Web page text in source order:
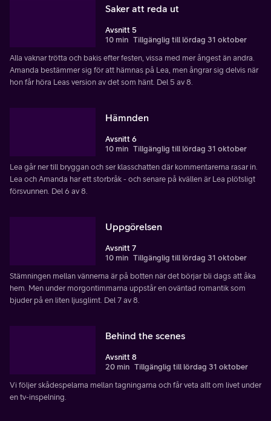
Saker att reda ut
Avsnitt 5
10 min Tillgänglig till lördag 31 oktober
Alla vaknar trötta och bakis efter festen, vissa med mer ångest än andra.
Amanda bestämmer sig för att hämnas på Lea, men ångrar sig delvis när
hon får höra Leas version av det som hänt. Del 5 av 8.
Hämnden
Avsnitt 6
10 min Tillgänglig till lördag 31 oktober
Lea går ner till bryggan och ser klasschatten där kommentarerna rasar in.
Lea och Amanda har ett storbråk - och senare på kvällen är Lea plötsligt
försvunnen. Del 6 av 8.
Uppgörelsen
Avsnitt 7
10 min Tillgänglig till lördag 31 oktober
Stämningen mellan vännerna är på botten när det börjar bli dags att åka
hem. Men under morgontimmarna uppstår en oväntad romantik som
bjuder på en liten ljusglimt. Del 7 av 8.
Behind the scenes
Avsnitt 8
20 min Tillgänglig till lördag 31 oktober
Vi följer skådespelarna mellan tagningarna och får veta allt om livet under
en tv-inspelning.